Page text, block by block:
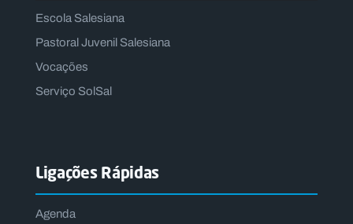
Escola Salesiana
Pastoral Juvenil Salesiana
Vocações
Serviço SolSal
Ligações Rápidas
Agenda